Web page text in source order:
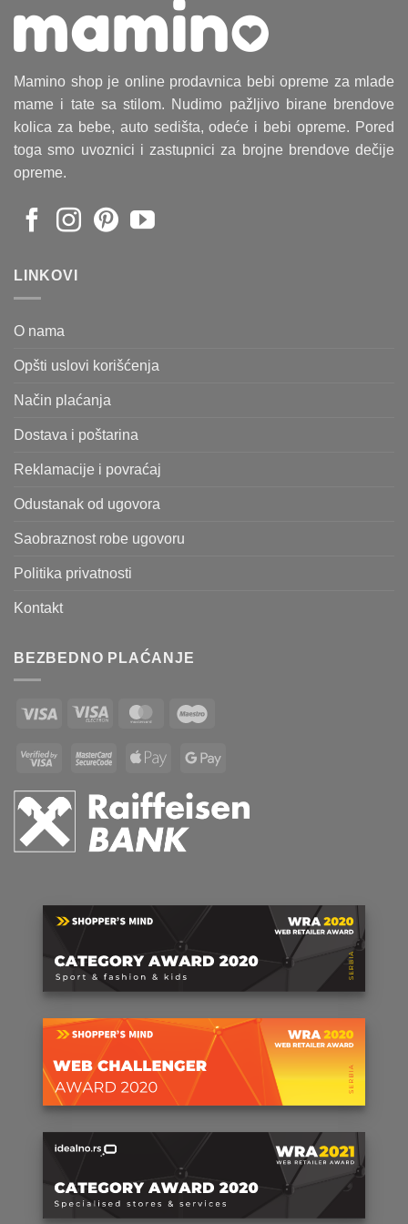
Mamino shop je online prodavnica bebi opreme za mlade
mame i tate sa stilom. Nudimo pažljivo birane brendove
kolica za bebe, auto sedišta, odeće i bebi opreme. Pored
toga smo uvoznici i zastupnici za brojne brendove dečije
opreme.
LINKOVI
O nama
Opšti uslovi korišćenja
Način plaćanja
Dostava i poštarina
Reklamacije i povraćaj
Odustanak od ugovora
Saobraznost robe ugovoru
Politika privatnosti
Kontakt
BEZBEDNO PLAĆANJE
Visa
Visa
MasterCard
Visa
MasterCardApple
Google